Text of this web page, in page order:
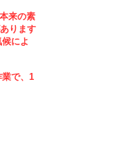
来の素
ります
によ
で、1